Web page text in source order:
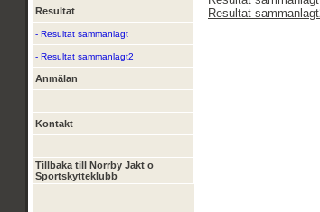
Resultat
- Resultat sammanlagt
- Resultat sammanlagt2
Anmälan
Kontakt
Tillbaka till Norrby Jakt o
Sportskytteklubb
Resultat